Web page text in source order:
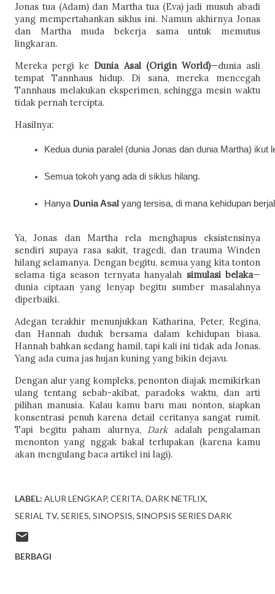
Jonas tua (Adam) dan Martha tua (Eva) jadi musuh abadi
yang mempertahankan siklus ini. Namun akhirnya Jonas
dan Martha muda bekerja sama untuk memutus
lingkaran.
Mereka pergi ke Dunia Asal (Origin World)—dunia asli
tempat Tannhaus hidup. Di sana, mereka mencegah
Tannhaus melakukan eksperimen, sehingga mesin waktu
tidak pernah tercipta.
Hasilnya:
Kedua dunia paralel (dunia Jonas dan dunia Martha) ikut
Semua tokoh yang ada di siklus hilang.
Hanya Dunia Asal yang tersisa, di mana kehidupan
Ya, Jonas dan Martha rela menghapus eksistensinya
sendiri supaya rasa sakit, tragedi, dan trauma Winden
hilang selamanya. Dengan begitu, semua yang kita tonton
selama tiga season ternyata hanyalah simulasi belaka—
dunia ciptaan yang lenyap begitu sumber masalahnya
diperbaiki.
Adegan terakhir menunjukkan Katharina, Peter, Regina,
dan Hannah duduk bersama dalam kehidupan biasa.
Hannah bahkan sedang hamil, tapi kali ini tidak ada Jonas.
Yang ada cuma jas hujan kuning yang bikin dejavu.
Dengan alur yang kompleks, penonton diajak memikirkan
ulang tentang sebab-akibat, paradoks waktu, dan arti
pilihan manusia. Kalau kamu baru mau nonton, siapkan
konsentrasi penuh karena detail ceritanya sangat rumit.
Tapi begitu paham alurnya,
Darkadalah pengalaman
menonton yang nggak bakal terlupakan (karena kamu
akan mengulang baca artikel ini lagi).
LABEL: ALUR LENGKAP CERITA DARK NETFLIX
SERIAL TV SERIES SINOPSIS SINOPSIS SERIES DARK
BERBAGI